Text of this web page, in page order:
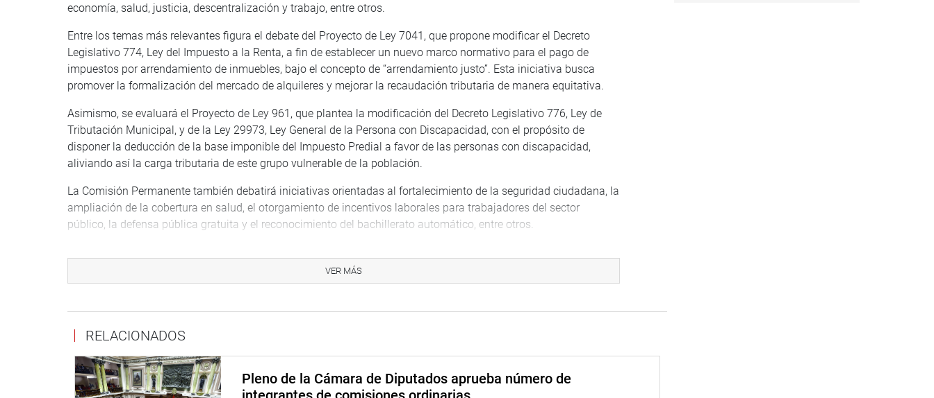
economía, salud, justicia, descentralización y trabajo, entre otros.
Entre los temas más relevantes figura el debate del Proyecto de Ley 7041, que propone modificar el Decreto
Legislativo 774, Ley del Impuesto a la Renta, a fin de establecer un nuevo marco normativo para el pago de
impuestos por arrendamiento de inmuebles, bajo el concepto de “arrendamiento justo”. Esta iniciativa busca
promover la formalización del mercado de alquileres y mejorar la recaudación tributaria de manera equitativa.
Asimismo, se evaluará el Proyecto de Ley 961, que plantea la modificación del Decreto Legislativo 776, Ley de
Tributación Municipal, y de la Ley 29973, Ley General de la Persona con Discapacidad, con el propósito de
disponer la deducción de la base imponible del Impuesto Predial a favor de las personas con discapacidad,
aliviando así la carga tributaria de este grupo vulnerable de la población.
La Comisión Permanente también debatirá iniciativas orientadas al fortalecimiento de la seguridad ciudadana, la
ampliación de la cobertura en salud, el otorgamiento de incentivos laborales para trabajadores del sector
público, la defensa pública gratuita y el reconocimiento del bachillerato automático, entre otros.
VER MÁS
RELACIONADOS
Pleno de la Cámara de Diputados aprueba número de